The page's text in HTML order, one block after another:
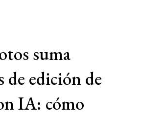
suma
de edición de
IA: cómo